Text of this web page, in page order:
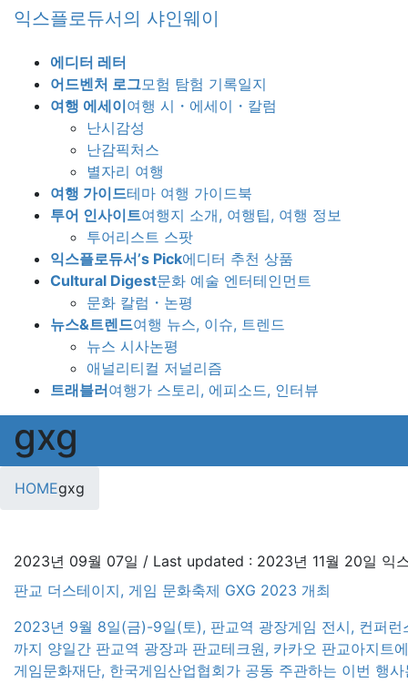
Skip
Skip
Navigation
익스플로듀서의 샤인웨이
에디터 레터
어드벤처 로그모험 탐험 기록일지
여행 에세이여행 시・에세이・칼럼
난시감성
난감픽처스
별자리 여행
여행 가이드테마 여행 가이드북
투어 인사이트여행지 소개, 여행팁, 여행 정보
투어리스트 스팟
익스플로듀서’s Pick에디터 추천 상품
Cultural Digest문화 예술 엔터테인먼트
문화 칼럼・논평
뉴스&트렌드여행 뉴스, 이슈, 트렌드
뉴스 시사논평
애널리티컬 저널리즘
트래블러여행가 스토리, 에피소드, 인터뷰
gxg
HOMEgxg
2023년 09월 07일 / Last updated : 2023년 11월 20일 익
판교 더스테이지, 게임 문화축제 GXG 2023 개최
2023년 9월 8일(금)-9일(토), 판교역 광장게임 전시, 컨퍼
까지 양일간 판교역 광장과 판교테크원, 카카오 판교아지
게임문화재단, 한국게임산업협회가 공동 주관하는 이번 행